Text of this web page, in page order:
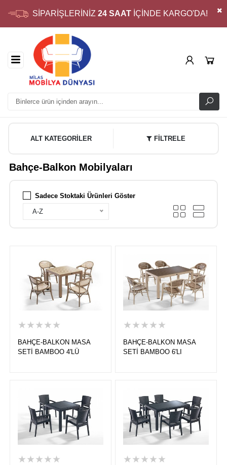
SİPARİŞLERİNİZ 24 SAATİÇİNDE KARGO'DA!
ALT KATEGORİLER FİLTRELE
Bahçe-Balkon Mobilyaları
Sadece Stoktaki Ürünleri Göster
A-Z
★★★★★
BAHÇE-BALKON MASA
SETİ BAMBOO 4'LÜ
★★★★★
BAHÇE-BALKON MASA
SETİ BAMBOO 6'LI
★★★★★ ★★★★★